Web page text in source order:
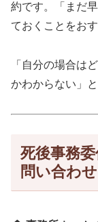
約です。「まだ
ておくことをお
「自分の場合は
かわからない」
死後事務
問い合わせ